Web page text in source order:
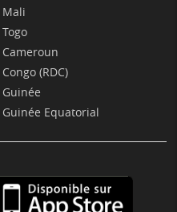
Mali
Togo
Cameroun
Congo (RDC)
Guinée
Guinée Equatorial